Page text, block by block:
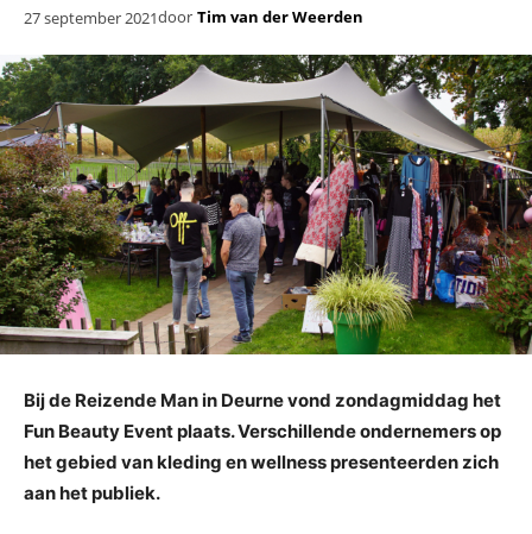
27 september 2021door Tim van der Weerden
Bij de Reizende Man in Deurne vond zondagmiddag het
Fun Beauty Event plaats. Verschillende ondernemers op
het gebied van kleding en wellness presenteerden zich
aan het publiek.